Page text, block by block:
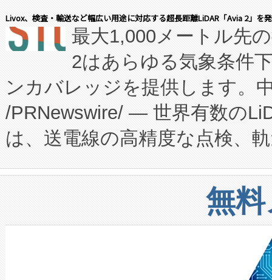
す。FCCM‑を活用した現地生
患者にとっての費用負担を大
のアクセスを大幅に拡大する
Fully-Connected Continuous
プログラムには、施設設計・
に関する技術移転および知的
構造化トレーニングカリキュ
上げおよび商用化段階におけ
設備整備および立ち上げ調整
加組織は、Enzeneのバイオ
選定された製品について、自
会社エーアイ・アンド：本社
President原信平）と、エンタ
ードするVoltaiqは、日本にあ
ーエネルギー貯蔵システム（
た。 Voltaiq独自のAI搭載プラ
定、統合、導入、運用に至る
安全性を追跡し、確保する事
増加しているデータセンター
る電力網に大きな負担をかけ
事業者の負担軽減という課題
系統連系を迅速にし、ピーク
Livox、検査・輸送など幅広い用途に対応する超長距離LiDAR「Avia 2」を
最大1,000メートル先
2はあらゆる気象条件
ンカバレッジを提供します。
/PRNewswire/ — 世界有数の
は、送電線の高精度な点検、
や穀物倉庫におけるバルク材
リューション「Avia 2」を発
したAvia 2は、1,000メート
狭視野のFOVを切り替えるこ
ケーブル、枝などの細かな対
無